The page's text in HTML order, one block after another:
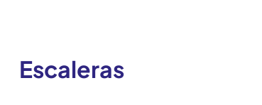
Escaleras